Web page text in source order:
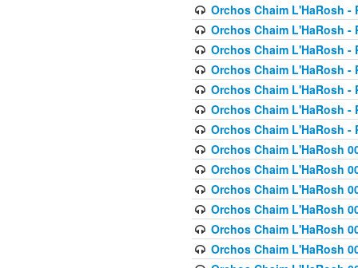
Orchos Chaim L'HaRosh -
Orchos Chaim L'HaRosh -
Orchos Chaim L'HaRosh -
Orchos Chaim L'HaRosh -
Orchos Chaim L'HaRosh -
Orchos Chaim L'HaRosh -
Orchos Chaim L'HaRosh -
Orchos Chaim L'HaRosh
Orchos Chaim L'HaRosh
Orchos Chaim L'HaRosh
Orchos Chaim L'HaRosh
Orchos Chaim L'HaRosh
Orchos Chaim L'HaRosh